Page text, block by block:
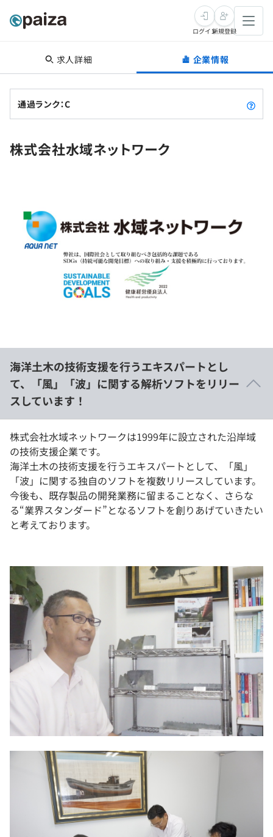
転職・キャリア
転職成功ガイド
インタビュー
新卒就活
求人検索
インターン
新卒エージェント
イベント・セミナー
学習
問題集
4択課題
プラン
個人向けプラン
法人向けプラン
学校向けプラン
契約内容・クーポン
プログラミング言語
SQL
再チャレンジ結果一覧
ゲーム・マンガ
メディア
Tech Team Journal
ログイン新規登録
求人詳細 企業情報
通過ランク：C
株式会社水域ネットワーク
海洋⼟⽊の技術⽀援を⾏うエキスパートとし
て、「⾵」「波」に関する解析ソフトをリリー
スしています！
株式会社水域ネットワークは1999年に設立された沿岸域
の技術支援企業です。
海洋⼟⽊の技術⽀援を⾏うエキスパートとして、「⾵」
「波」に関する独⾃のソフトを複数リリースしています。
今後も、既存製品の開発業務に留まることなく、さらな
る“業界スタンダード”となるソフトを創りあげていきたい
と考えております。